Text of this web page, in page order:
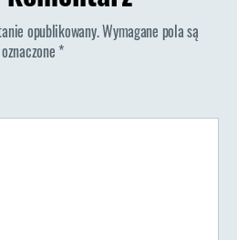
opublikowany.Wymagane pola są
oznaczone *